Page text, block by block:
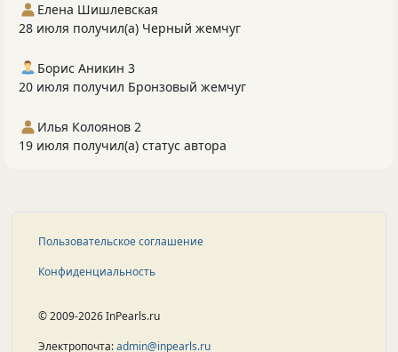
Елена Шишлевская
28 июля получил(а) Черный жемчуг
Борис Аникин 3
20 июля получил Бронзовый жемчуг
Илья Колоянов 2
19 июля получил(а) статус автора
Пользовательское соглашение
Конфиденциальность
© 2009-2026 InPearls.ru
Электропочта:admin@inpearls.ru